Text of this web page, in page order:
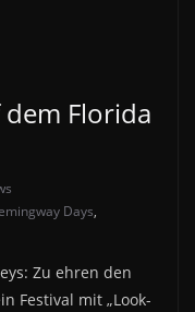
Florida
Days,
Zu ehren den
Festival mit „Look-